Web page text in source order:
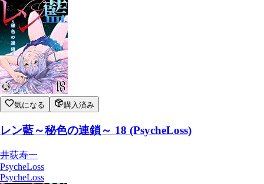
気になる 購入済み
レン藍～秘色の連鎖～ 18 (PsycheLoss)
井荻寿一
PsycheLoss
PsycheLoss